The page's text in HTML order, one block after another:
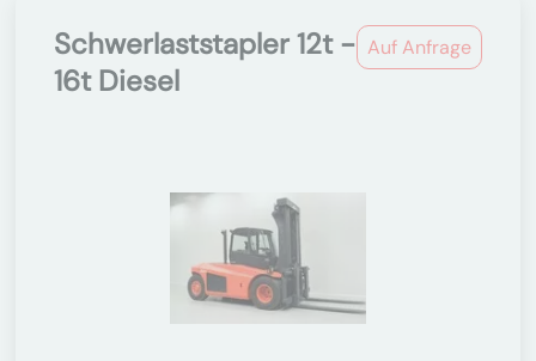
Auf Anfrage
Schwerlaststapler 12t -
16t Diesel